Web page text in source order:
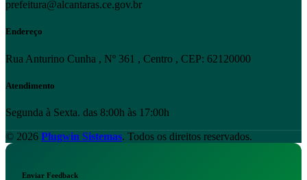
prefeitura@alcantaras.ce.gov.br
Endereço
Rua Anturino Cunha , Nº 361 , Centro , CEP: 62120000
Atendimento
Segunda à Sexta. das 8:00h às 17:00h
© 2026 Plugwin Sistemas. Todos os direitos reservados.
Enviar Feedback